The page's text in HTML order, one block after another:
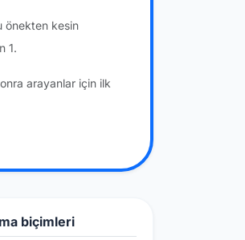
önekten kesin
1.
arayanlar için ilk
biçimleri